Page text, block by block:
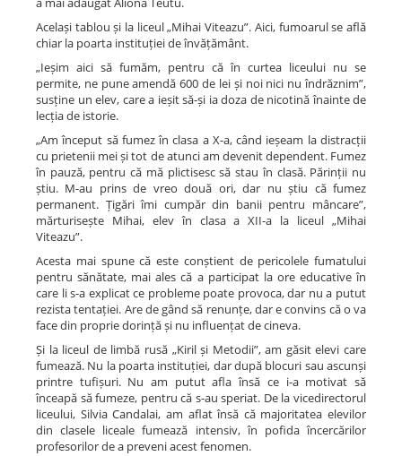
Același tablou și la liceul „Mihai Viteazu”. Aici, fumoarul se află
chiar la poarta instituției de învățământ.
„Ieșim aici să fumăm, pentru că în curtea liceului nu se
permite, ne pune amendă 600 de lei și noi nici nu îndrăznim”,
susține un elev, care a ieșit să-și ia doza de nicotină înainte de
lecția de istorie.
„Am început să fumez în clasa a X-a, când ieșeam la distracții
cu prietenii mei și tot de atunci am devenit dependent. Fumez
în pauză, pentru că mă plictisesc să stau în clasă. Părinții nu
știu. M-au prins de vreo două ori, dar nu știu că fumez
permanent. Țigări îmi cumpăr din banii pentru mâncare”,
mărturisește Mihai, elev în clasa a XII-a la liceul „Mihai
Viteazu”.
Acesta mai spune că este conștient de pericolele fumatului
pentru sănătate, mai ales că a participat la ore educative în
care li s-a explicat ce probleme poate provoca, dar nu a putut
rezista tentației. Are de gând să renunțe, dar e convins că o va
face din proprie dorință și nu influențat de cineva.
Și la liceul de limbă rusă „Kiril și Metodii”, am găsit elevi care
fumează. Nu la poarta instituției, dar după blocuri sau ascunși
printre tufișuri. Nu am putut afla însă ce i-a motivat să
înceapă să fumeze, pentru că s-au speriat. De la vicedirectorul
liceului, Silvia Candalai, am aflat însă că majoritatea elevilor
din clasele liceale fumează intensiv, în pofida încercărilor
profesorilor de a preveni acest fenomen.